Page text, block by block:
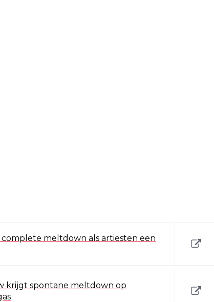
meltdown als artiesten een
krijgt spontane meltdown op